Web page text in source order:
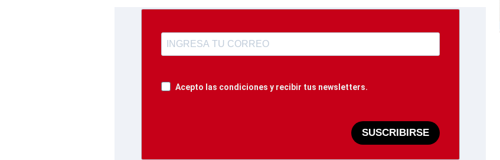
Acepto las condiciones y recibir tus newsletters.
SUSCRIBIRSE